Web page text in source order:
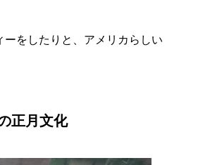
をしたりと、アメリカらしい
正月文化